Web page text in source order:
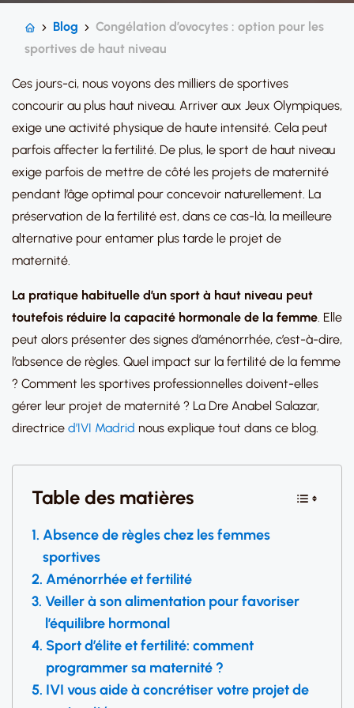
Blog
Congélation d’ovocytes : option pour les
sportives de haut niveau
Ces jours-ci, nous voyons des milliers de sportives
concourir au plus haut niveau. Arriver aux Jeux Olympiques,
exige une activité physique de haute intensité. Cela peut
parfois affecter la fertilité. De plus, le sport de haut niveau
exige parfois de mettre de côté les projets de maternité
pendant l’âge optimal pour concevoir naturellement. La
préservation de la fertilité est, dans ce cas-là, la meilleure
alternative pour entamer plus tarde le projet de
maternité.
La pratique habituelle d’un sport à haut niveau peut
toutefois réduire la capacité hormonale de la femme. Elle
peut alors présenter des signes d’aménorrhée, c’est-à-dire,
l’absence de règles. Quel impact sur la fertilité de la femme
? Comment les sportives professionnelles doivent-elles
gérer leur projet de maternité ? La Dre Anabel Salazar,
directrice d’IVI Madrid nous explique tout dans ce blog.
Table des matières
Absence de règles chez les femmes
sportives
Aménorrhée et fertilité
Veiller à son alimentation pour favoriser
l’équilibre hormonal
Sport d’élite et fertilité: comment
programmer sa maternité ?
IVI vous aide à concrétiser votre projet de